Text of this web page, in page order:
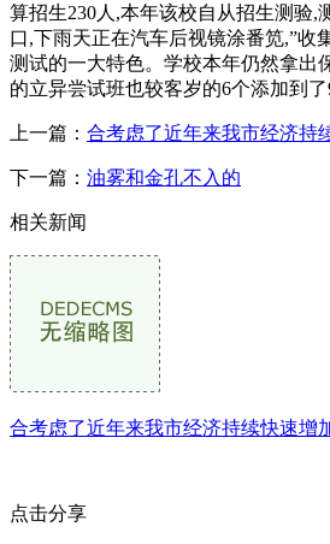
算招生230人,本年该校自从招生测验,
口,下雨天正在汽车后视镜涂番笕,”收
测试的一大特色。学校本年仍然拿出
的立异尝试班也较客岁的6个添加到了
上一篇： 合考虑了近年来我市经济持
下一篇： 油雾和金孔不入的
相关新闻
合考虑了近年来我市经济持续快速增
点击分享